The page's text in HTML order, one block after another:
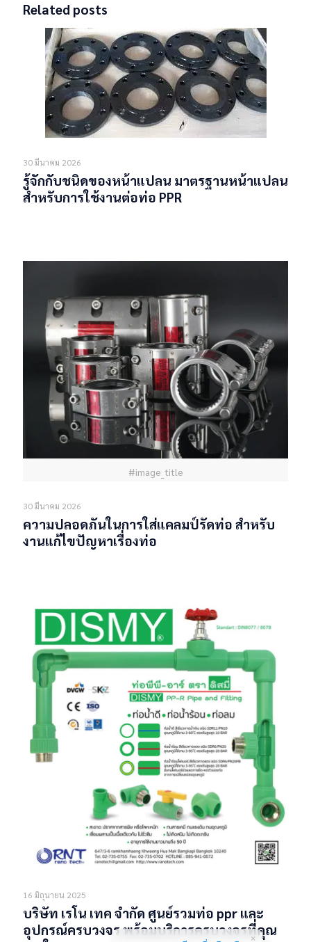
Related posts
30 มีนาคม 2026
รู้จักกับชนิดของหน้าแปลน มาตรฐานหน้าแปลน
สำหรับการใช้งานต่อท่อ PPR
#image_title
30 มีนาคม 2026
ความปลอดภันในการใส่แคลมป์รัดท่อ สำหรับ
งานแก้ไขปัญหาเรื่องท่อ
16 มิถุนายน 2025
บริษัท เรโน เทค จำกัด ศูนย์รวมท่อ ppr และ
อุปกรณ์ครบวงจร พร้อมบริการครบวงจรที่คุณ